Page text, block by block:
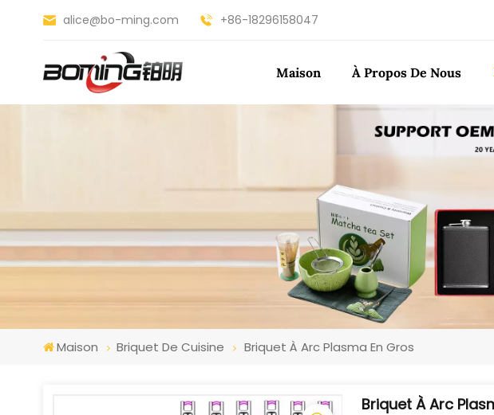
alice@bo-ming.com +86-18296158047
Maison À Propos De Nous
Maison Briquet De Cuisine Briquet À Arc Plasma En Gros
Briquet À Arc